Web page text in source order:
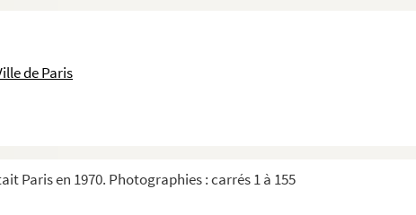
de Paris
Paris en 1970. Photographies : carrés 1 à 155
3, carrés 29 à 48